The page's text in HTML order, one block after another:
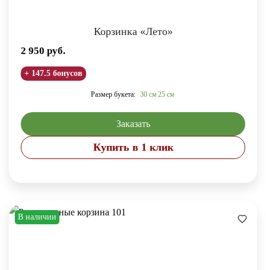
Корзинка «Лето»
2 950 руб.
+ 147.5 бонусов
Размер букета: 30 см 25 см
Заказать
Купить в 1 клик
В наличии